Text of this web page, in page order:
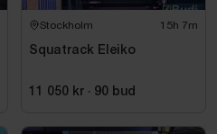
Stockholm 15h 7m
Squatrack Eleiko
11 050 kr · 90 bud